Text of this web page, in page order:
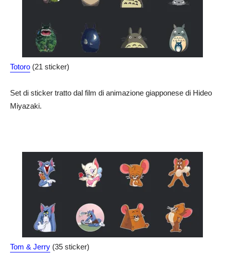
Totoro (21 sticker)
Set di sticker tratto dal film di animazione giapponese di Hideo
Miyazaki.
Tom & Jerry (35 sticker)